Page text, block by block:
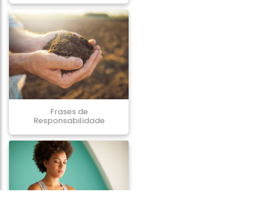
Frases de
Responsabilidade